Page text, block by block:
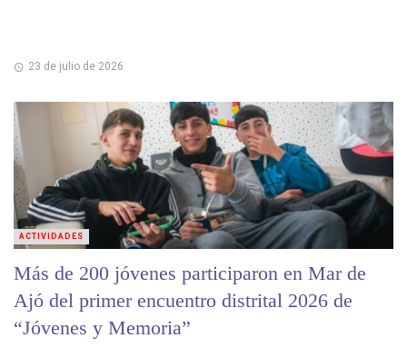
23 de julio de 2026
Más de 200 jóvenes participaron en Mar de
Ajó del primer encuentro distrital 2026 de
“Jóvenes y Memoria”
ACTIVIDADES